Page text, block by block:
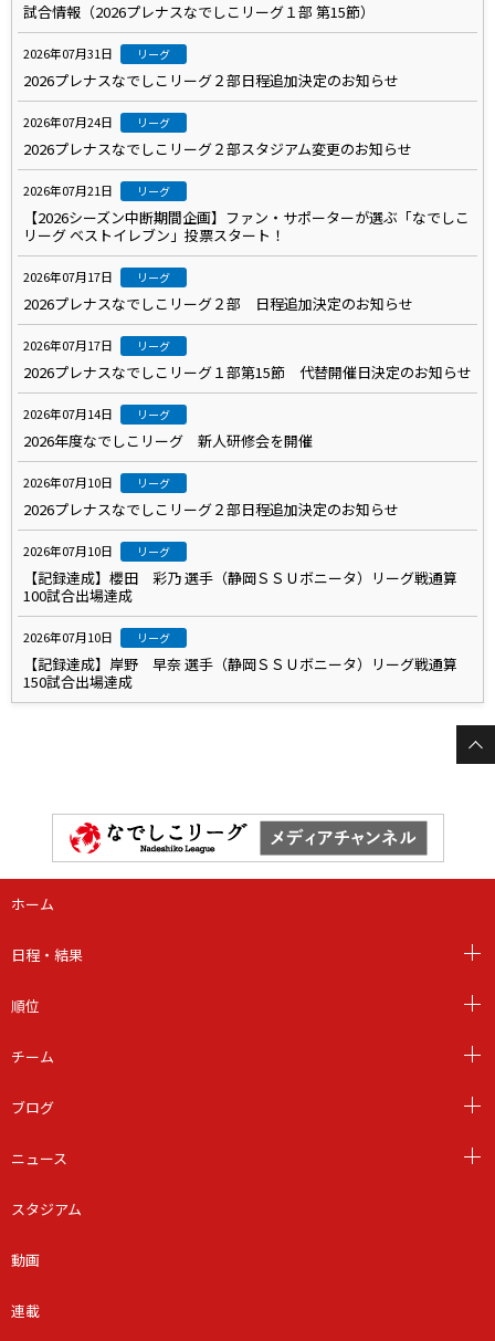
試合情報（2026プレナスなでしこリーグ１部 第15節）
2026年07月31日 リーグ
2026プレナスなでしこリーグ２部日程追加決定のお知らせ
2026年07月24日 リーグ
2026プレナスなでしこリーグ２部スタジアム変更のお知らせ
2026年07月21日 リーグ
【2026シーズン中断期間企画】ファン・サポーターが選ぶ「なでしこ
リーグ ベストイレブン」投票スタート！
2026年07月17日 リーグ
2026プレナスなでしこリーグ２部 日程追加決定のお知らせ
2026年07月17日 リーグ
2026プレナスなでしこリーグ１部第15節 代替開催日決定のお知らせ
2026年07月14日 リーグ
2026年度なでしこリーグ 新人研修会を開催
2026年07月10日 リーグ
2026プレナスなでしこリーグ２部日程追加決定のお知らせ
2026年07月10日 リーグ
【記録達成】櫻田 彩乃 選手（静岡ＳＳＵボニータ）リーグ戦通算
100試合出場達成
2026年07月10日 リーグ
【記録達成】岸野 早奈 選手（静岡ＳＳＵボニータ）リーグ戦通算
150試合出場達成
ホーム
日程・結果
順位
チーム
ブログ
ニュース
スタジアム
動画
連載